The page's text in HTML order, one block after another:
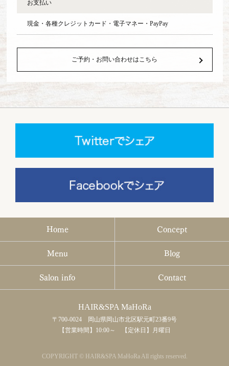
お支払い
現金・各種クレジットカード・電子マネー・PayPay
ご予約・お問い合わせはこちら
Home Concept
Menu Blog
Salon info Contact
HAIR&SPA MaHoRa
〒700-0024 岡山県岡山市北区駅元町23番9号
【営業時間】10:00～ 【定休日】月曜日
COPYRIGHT © HAIR&SPA MaHoRa All rights reserved.